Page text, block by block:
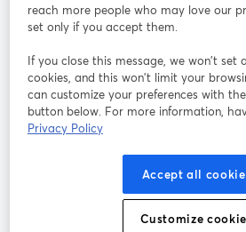
Webinar Facebook
Nutzungsbedingungen
wird in einem neuen
Datenschutzrichtlinie
wird in einem neuen
Cookie-Einstellungen
reach more people who may love our
set only if you accept them.
If you close this message, we won’t set
cookies, and this won’t limit your
can customize your preferences with the
button below. For more information,
Privacy Policy
Accept all
Customize